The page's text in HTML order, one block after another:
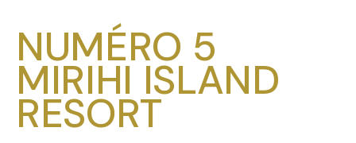
NUMÉRO 5
MIRIHI ISLAND
RESORT